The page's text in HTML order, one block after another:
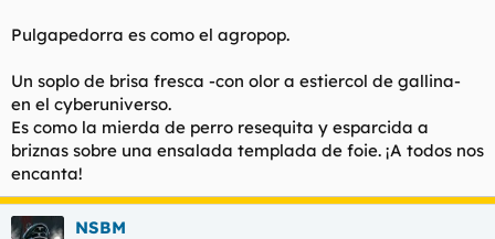
Pulgapedorra es como el agropop.
Un soplo de brisa fresca -con olor a estiercol de gallina-
en el cyberuniverso.
Es como la mierda de perro resequita y esparcida a
briznas sobre una ensalada templada de foie. ¡A todos nos
encanta!
NSBM